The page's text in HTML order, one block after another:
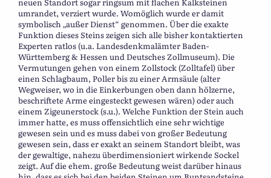
umrandet, verziert wurde. Womöglich wurde er damit
symbolisch „außer Dienst“ genommen. Über die exakte
Funktion dieses Steins zeigen sich alle bisher kontaktierten
Experten ratlos (u.a. Landesdenkmalämter Baden-
Württemberg & Hessen und Deutsches Zollmuseum). Die
Vermutungen gehen von einem Zollstock (Zolltafel) über
einen Schlagbaum, Poller bis zu einer Armsäule (alter
Wegweiser, wo in die Einkerbungen oben dann hölzerne,
beschriftete Arme eingesteckt gewesen wären) oder auch
einem Zigeunerstock (s.u.). Welche Funktion der Stein auch
immer hatte, es muss offensichtlich eine sehr wichtige
gewesen sein und es muss dabei von großer Bedeutung
gewesen sein, dass er exakt an seinem Standort bleibt, was
der gewaltige, nahezu überdimensioniert wirkende Sockel
zeigt. Auf die ehem. große Bedeutung weist darüber hinaus